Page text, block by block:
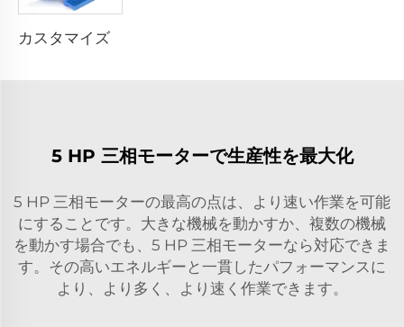
5 HP 三相モーターで生産性を最大化
5 HP 三相モーターの最高の点は、より速い作業を可能
にすることです。大きな機械を動かすか、複数の機械
を動かす場合でも、5 HP 三相モーターなら対応できま
す。その高いエネルギーと一貫したパフォーマンスに
より、より多く、より速く作業できます。